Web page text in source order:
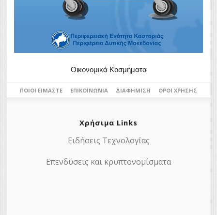
Οικονομικά Κοσμήματα
ΠΟΙΟΙ ΕΊΜΑΣΤΕ ΕΠΙΚΟΙΝΩΝΊΑ ΔΙΑΦΉΜΙΣΗ ΌΡΟΙ ΧΡΉΣΗΣ
Χρήσιμα Links
Ειδήσεις Τεχνολογίας
Επενδύσεις και κρυπτονομίσματα